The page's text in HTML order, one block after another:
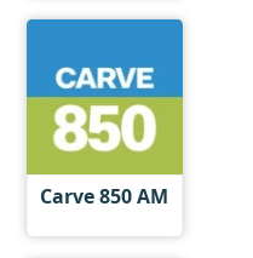
Carve 850 AM